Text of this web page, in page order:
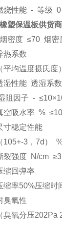
烧性能 - 等级 0
橡塑保温板供货
烟密度 ≤70 烟密
热系数
（平均温度摄氏
湿性能 透湿系
阻因子 -
空吸水率 % ≤10
寸稳定性能
（105+-3，7d）
裂强度 N/cm
缩回弹率
缩率50%压缩
臭氧性
（臭氧分压